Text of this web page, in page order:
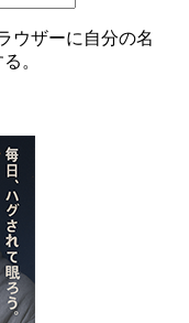
ウザーに自分の名
。